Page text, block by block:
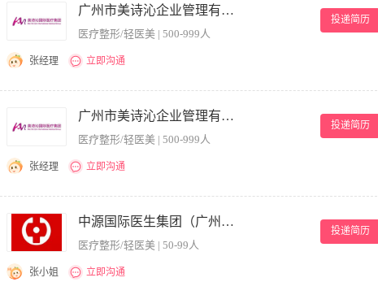
念及策划能力 8.有过关键词优化百度首页案例
广州市美诗沁企业管理有限公司
医疗整形/轻医美 | 500-999人
投递简历
张经理 立即沟通
动推广平台的选择、推广策划、执行； 4、开发新的网络推广资源和渠道 5、指导网
部链接等资源，以提高网权重 岗位要求： 1、有一定的搜索引擎优化工作经验，熟悉
善于利用多种技术（非作弊）形式提升关键字排名； 2、有较广的推广渠道、资源及
excel、photoshop等日常办公软件； 4、知识面开阔，热爱互联网；对新技术有浓厚
较强的抗压能力； 6、对医疗行业网络推广工作熟悉，有相关工作经验者优先考虑。
广州市美诗沁企业管理有限公司
医疗整形/轻医美 | 500-999人
投递简历
张经理 立即沟通
统至少两年;了解搜索引擎ppc操作; ⑵熟练掌握百度竞价后台(专业版和经典版)数据360
表达能力和沟通能力;(能适应加班); ⑸百度关键词的搜集，整理以及分析关键词的行业
做出合理的调价。 ⑻关键词投入产出比(ROI)跟踪。
中源国际医生集团（广州）有限公司.
医疗整形/轻医美 | 50-99人
投递简历
张小姐 立即沟通